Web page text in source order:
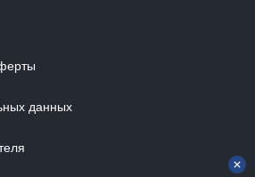
данных